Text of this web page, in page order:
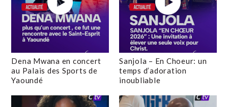
Dena Mwana en concert
au Palais des Sports de
Yaoundé
Sanjola – En Choeur: un
temps d’adoration
inoubliable